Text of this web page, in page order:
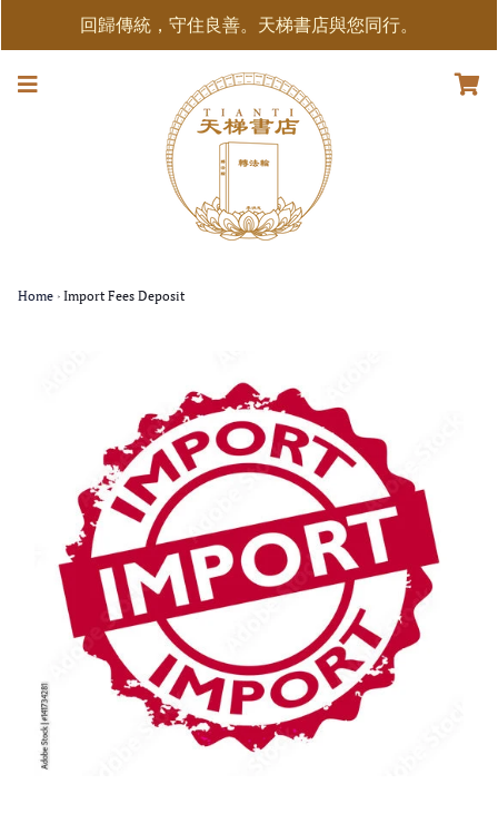
回歸傳統，守住良善。天梯書店與您同行。
Home › Import Fees Deposit